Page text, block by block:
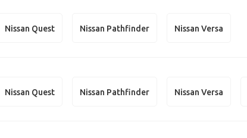
Nissan Quest Nissan Pathfinder Nissan Versa
Nissan Quest Nissan Pathfinder Nissan Versa